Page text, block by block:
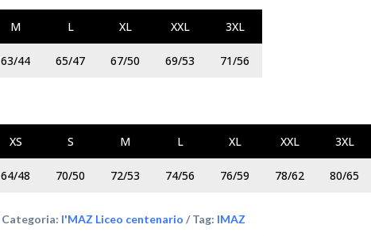
M L XL XXL 3XL
63/44 65/47 67/50 69/53 71/56
XS S M L XL XXL 3XL
64/48 70/50 72/53 74/56 76/59 78/62 80/65
Categoria: I'MAZ Liceo centenario Tag: IMAZ